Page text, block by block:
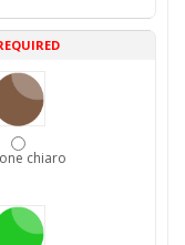
chiaro